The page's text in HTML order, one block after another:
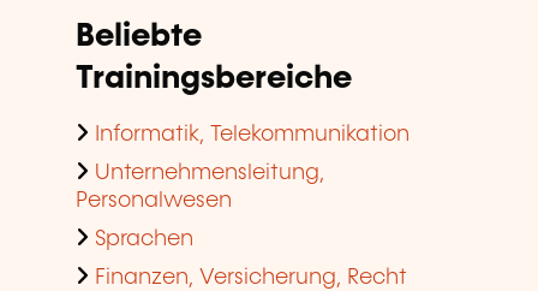
Beliebte
Trainingsbereiche
Informatik, Telekommunikation
Unternehmensleitung,
Personalwesen
Sprachen
Finanzen, Versicherung, Recht